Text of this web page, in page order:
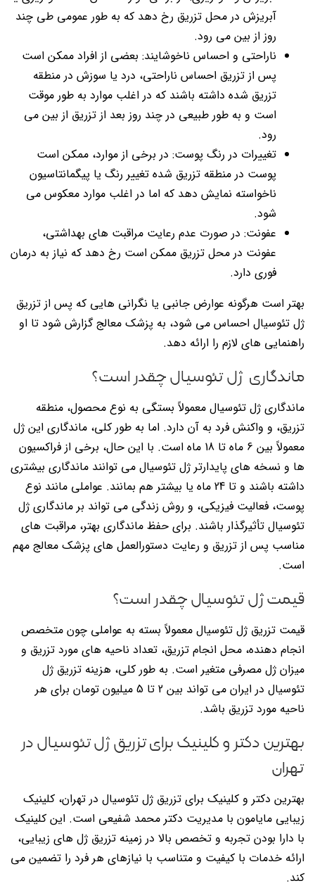
آبریزش در محل تزریق رخ دهد که به طور عمومی طی چند
روز از بین می رود.
ناراحتی و احساس ناخوشایند: بعضی از افراد ممکن است
پس از تزریق احساس ناراحتی، درد یا سوزش در منطقه
تزریق شده داشته باشند که در اغلب موارد به طور موقت
است و به طور طبیعی در چند روز بعد از تزریق از بین می
رود.
تغییرات در رنگ پوست: در برخی از موارد، ممکن است
پوست در منطقه تزریق شده تغییر رنگ یا پیگمانتاسیون
ناخواسته نمایش دهد که اما در اغلب موارد معکوس می
شود.
عفونت: در صورت عدم رعایت مراقبت های بهداشتی،
عفونت در محل تزریق ممکن است رخ دهد که نیاز به درمان
فوری دارد.
بهتر است هرگونه عوارض جانبی یا نگرانی هایی که پس از تزریق
ژل تئوسیال احساس می شود، به پزشک معالج گزارش شود تا او
راهنمایی های لازم را ارائه دهد.
ماندگاری ژل تئوسیال چقدر است؟
ماندگاری ژل تئوسیال معمولاً بستگی به نوع محصول، منطقه
تزریق، و واکنش فرد به آن دارد. اما به طور کلی، ماندگاری این ژل
معمولاً بین 6 ماه تا 18 ماه است. با این حال، برخی از فراکسیون
ها و نسخه های پایدارتر ژل تئوسیال می توانند ماندگاری بیشتری
داشته باشند و تا 24 ماه یا بیشتر هم بمانند. عواملی مانند نوع
پوست، فعالیت فیزیکی، و روش زندگی می تواند بر ماندگاری ژل
تئوسیال تأثیرگذار باشند. برای حفظ ماندگاری بهتر، مراقبت های
مناسب پس از تزریق و رعایت دستورالعمل های پزشک معالج مهم
است.
قیمت ژل تئوسیال چقدر است؟
قیمت تزریق ژل تئوسیال معمولاً بسته به عواملی چون متخصص
انجام دهنده، محل انجام تزریق، تعداد ناحیه های مورد تزریق و
میزان ژل مصرفی متغیر است. به طور کلی، هزینه تزریق ژل
تئوسیال در ایران می تواند بین 2 تا 5 میلیون تومان برای هر
ناحیه مورد تزریق باشد.
بهترین دکتر و کلینیک برای تزریق ژل تئوسیال در
تهران
بهترین دکتر و کلینیک برای تزریق ژل تئوسیال در تهران، کلینیک
زیبایی مایامون با مدیریت دکتر محمد شفیعی است. این کلینیک
با دارا بودن تجربه و تخصص بالا در زمینه تزریق ژل های زیبایی،
ارائه خدمات با کیفیت و متناسب با نیازهای هر فرد را تضمین می
کند.